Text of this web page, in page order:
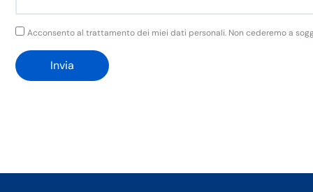
GDPR
Acconsento al trattamento dei miei dati personali. Non cederemo a
Invia